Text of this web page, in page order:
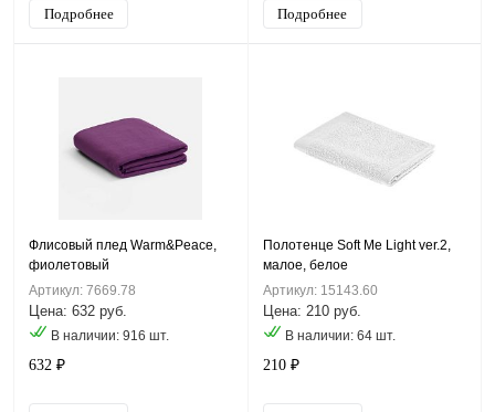
Подробнее Подробнее
Флисовый плед Warm&Peace,
фиолетовый
Артикул: 7669.78
Цена: 632 руб.
В наличии: 916 шт.
632 ₽
Полотенце Soft Me Light ver.2,
малое, белое
Артикул: 15143.60
Цена: 210 руб.
В наличии: 64 шт.
210 ₽